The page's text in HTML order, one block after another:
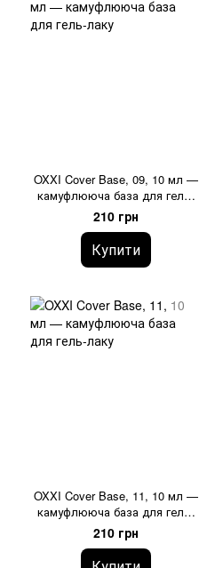
OXXI Cover Base, 09, 10 мл —
камуфлююча база для гель-
лаку
210 грн
Купити
OXXI Cover Base, 11, 10 мл —
камуфлююча база для гель-
лаку
210 грн